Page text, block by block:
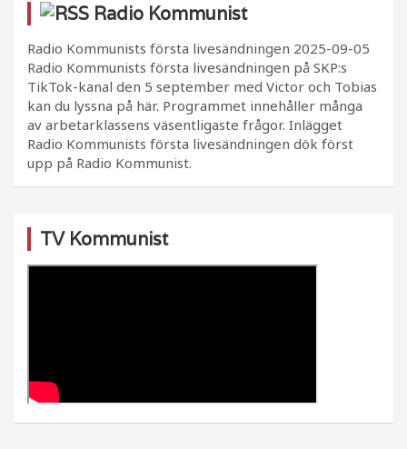
Radio Kommunist
Radio Kommunists första livesändningen 2025-09-05
Radio Kommunists första livesändningen på SKP:s
TikTok-kanal den 5 september med Victor och Tobias
kan du lyssna på här. Programmet innehåller många
av arbetarklassens väsentligaste frågor. Inlägget
Radio Kommunists första livesändningen dök först
upp på Radio Kommunist.
TV Kommunist